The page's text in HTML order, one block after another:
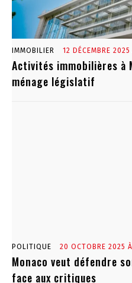
IMMOBILIER 12 DÉCEMBRE 2025
Activités immobilières à
ménage législatif
POLITIQUE 20 OCTOBRE 2025
Monaco veut défendre
face aux critiques